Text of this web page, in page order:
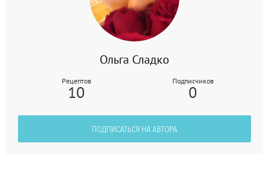
Ольга Сладко
Рецептов
10
Подписчиков
0
ПОДПИСАТЬСЯ НА АВТОРА